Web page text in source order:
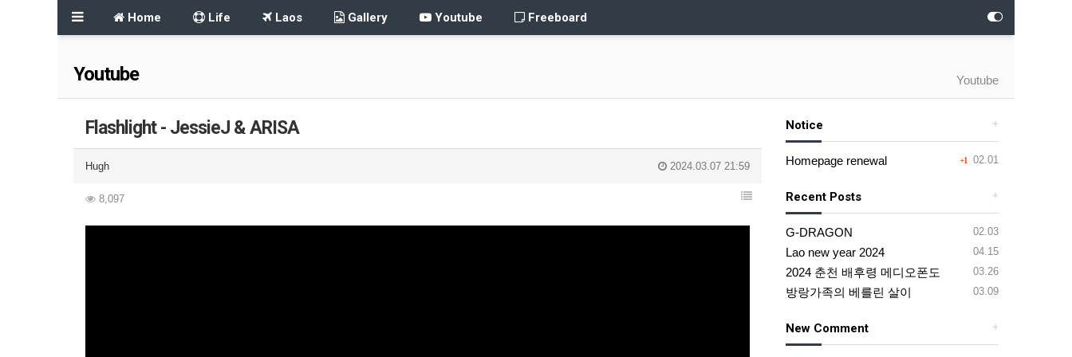
Home Life Laos Gallery Youtube Freeboard
Youtube Youtube
Flashlight - JessieJ & ARISA
Hugh 2024.03.07 21:59
8,097
+
Notice
+1 02.01
Homepage renewal
+
Recent Posts
02.03
G-DRAGON
04.15
Lao new year 2024
03.26
2024 춘천 배후령 메디오폰도
03.09
방랑가족의 베를린 살이
+
New Comment